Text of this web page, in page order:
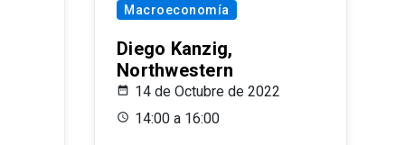
Macroeconomía
Diego Kanzig,
Northwestern
14 de Octubre de 2022
14:00 a 16:00